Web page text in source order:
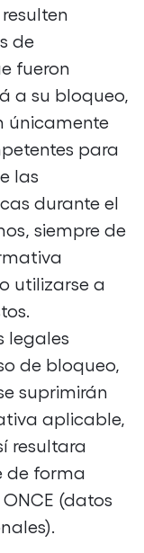
de
fueron
a su bloqueo,
únicamente
para
las
durante el
siempre de
utilizarse a
legales
de bloqueo,
suprimirán
aplicable,
resultara
de forma
(datos